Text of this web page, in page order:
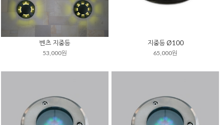
벤츠 지중등
53,000원
지중등 Ø100
65,000원